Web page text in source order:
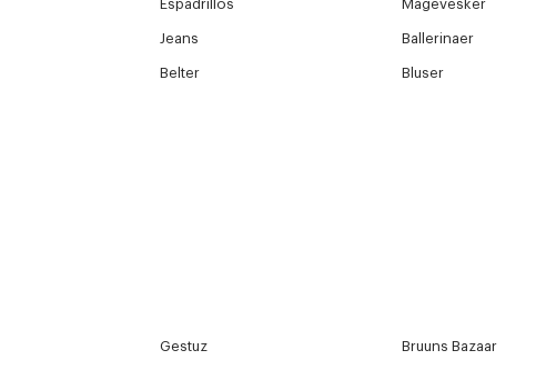
Espadrillos Magevesker
Jeans Ballerinaer
Belter Bluser
Gestuz Bruuns Bazaar